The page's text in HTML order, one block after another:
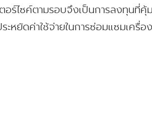
ร์ไซค์ตามรอบจึงเป็นการลงทุนที่คุ้
หยัดค่าใช้จ่ายในการซ่อมแซมเครื่อ